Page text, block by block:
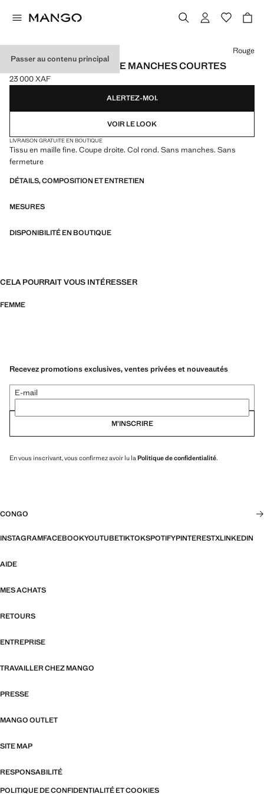
Passer au contenu principal
PULL-OVER MAILLE FINE MANCHES COURTES
Prix actuel [23 000 XAF ]
23 000 XAF
Choisissez une couleur
Rouge
ALERTEZ-MOI.
VOIR LE LOOK
LIVRAISON GRATUITE EN BOUTIQUE
Tissu en maille fine. Coupe droite. Col rond. Sans manches. Sans
fermeture
DÉTAILS, COMPOSITION ET ENTRETIEN
MESURES
DISPONIBILITÉ EN BOUTIQUE
CELA POURRAIT VOUS INTÉRESSER
FEMME
Recevez promotions exclusives, ventes privées et nouveautés
E-mail
M’INSCRIRE
En vous inscrivant, vous confirmez avoir lu la Politique de confidentialité.
CONGO
INSTAGRAMFACEBOOKYOUTUBETIKTOKSPOTIFYPINTERESTXLINKEDIN
AIDE
MES ACHATS
RETOURS
ENTREPRISE
TRAVAILLER CHEZ MANGO
PRESSE
MANGO OUTLET
SITE MAP
RESPONSABILITÉ
POLITIQUE DE CONFIDENTIALITÉ ET COOKIES